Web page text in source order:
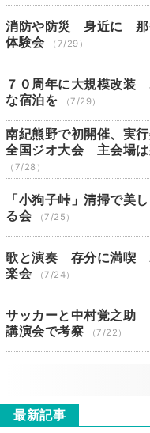
消防や防災 身近に 那
体験会
（7/29）
７０周年に大規模改
な宿泊を
（7/29）
南紀熊野で初開催、実
全国ジオ大会 主会場は
（7/28）
「小狗子峠」清掃で美
る会
（7/25）
歌と演奏 存分に満喫
楽会
（7/24）
サッカーと中村覚之助
講演会で考察
（7/22）
最新記事